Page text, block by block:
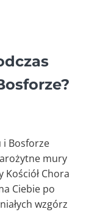
i Bosforze
mury
Chora
Ciebie po
wzgórz